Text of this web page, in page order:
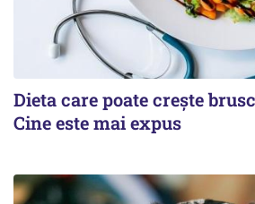
Dieta care poate crește
Cine este mai expus